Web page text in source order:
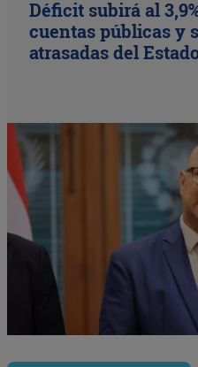
Déficit subirá al
cuentas públicas y
atrasadas del